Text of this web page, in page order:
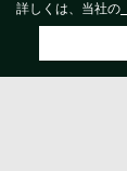
詳しくは、当社の